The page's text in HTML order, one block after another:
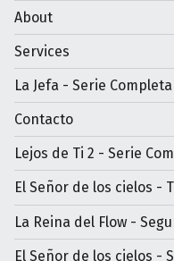
About
Services
La Jefa - Serie Completa
Contacto
Lejos de Ti 2 - Serie
El Señor de los cielos -
La Reina del Flow -
El Señor de los cielos -